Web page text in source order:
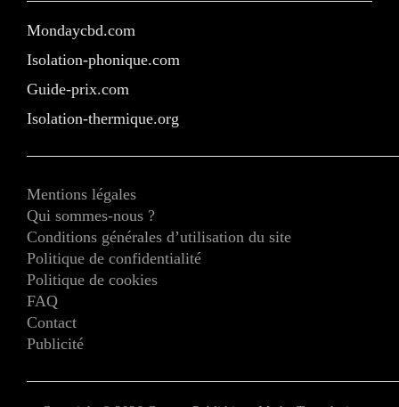
Mondaycbd.com
Isolation-phonique.com
Guide-prix.com
Isolation-thermique.org
Mentions légales
Qui sommes-nous ?
Conditions générales d’utilisation du site
Politique de confidentialité
Politique de cookies
FAQ
Contact
Publicité